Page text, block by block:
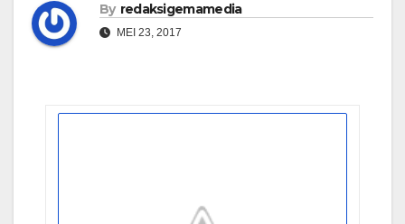
By redaksigemamedia
MEI 23, 2017